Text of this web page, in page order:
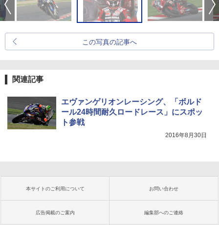
この写真の記事へ
関連記事
エヴァンゲリオンレーシング、「ボルド
ール24時間耐久ロードレース」にスポッ
ト参戦
2016年8月30日
本サイトのご利用について お問い合わせ
広告掲載のご案内 編集部へのご連絡